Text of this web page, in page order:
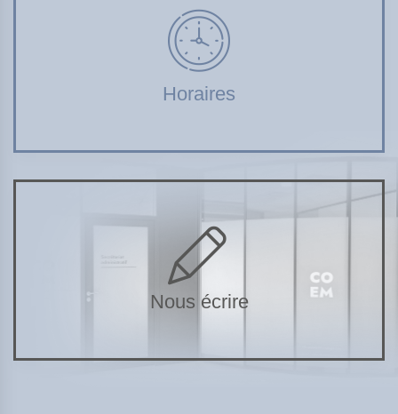
Horaires
Nous écrire